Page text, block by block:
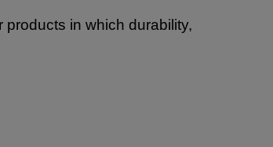
in which durability,